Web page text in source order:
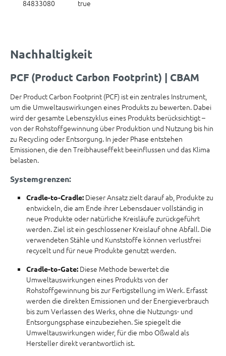
84833080 true
Nachhaltigkeit
PCF (Product Carbon Footprint) | CBAM
Der Product Carbon Footprint (PCF) ist ein zentrales Instrument,
um die Umweltauswirkungen eines Produkts zu bewerten. Dabei
wird der gesamte Lebenszyklus eines Produkts berücksichtigt –
von der Rohstoffgewinnung über Produktion und Nutzung bis hin
zu Recycling oder Entsorgung. In jeder Phase entstehen
Emissionen, die den Treibhauseffekt beeinflussen und das Klima
belasten.
Systemgrenzen:
Cradle-to-Cradle: Dieser Ansatz zielt darauf ab, Produkte zu
entwickeln, die am Ende ihrer Lebensdauer vollständig in
neue Produkte oder natürliche Kreisläufe zurückgeführt
werden. Ziel ist ein geschlossener Kreislauf ohne Abfall. Die
verwendeten Stähle und Kunststoffe können verlustfrei
recycelt und für neue Produkte genutzt werden.
Cradle-to-Gate: Diese Methode bewertet die
Umweltauswirkungen eines Produkts von der
Rohstoffgewinnung bis zur Fertigstellung im Werk. Erfasst
werden die direkten Emissionen und der Energieverbrauch
bis zum Verlassen des Werks, ohne die Nutzungs- und
Entsorgungsphase einzubeziehen. Sie spiegelt die
Umweltauswirkungen wider, für die mbo Oßwald als
Hersteller direkt verantwortlich ist.